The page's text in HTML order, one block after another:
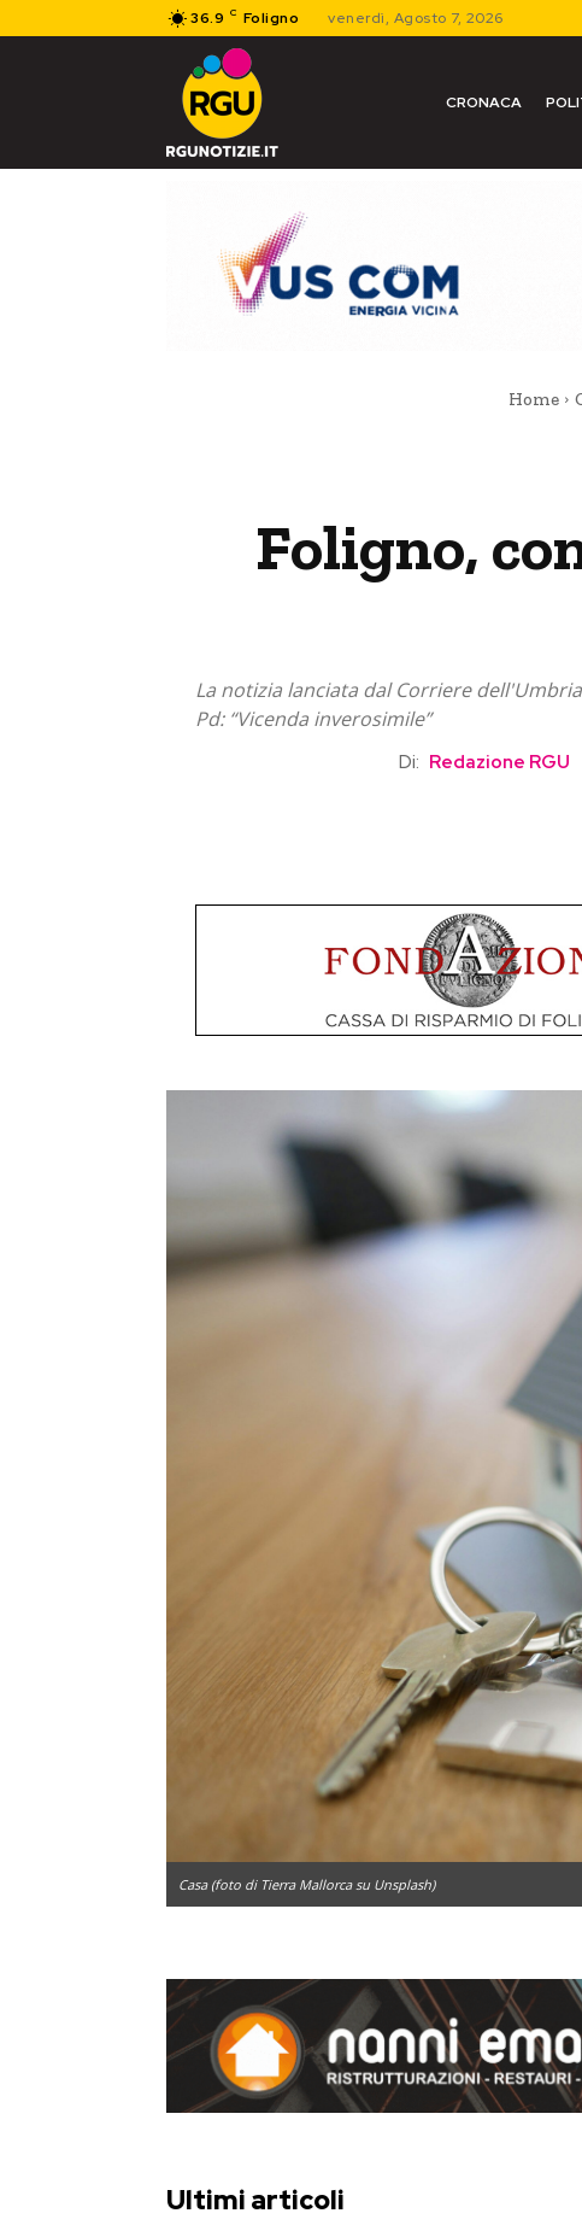
36.9 C Foligno venerdì, Agosto 7, 2026
CRONACA
Home
Foligno,
La notizia lanciata dal Corriere
Pd: “Vicenda inverosimile”
Di: Redazione RGU
Casa (foto di Tierra Mallorca su Unsplash)
Ultimi articoli